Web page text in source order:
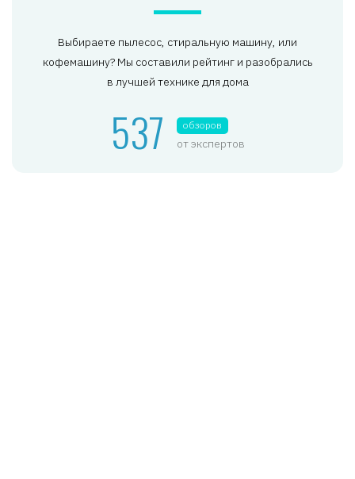
Выбираете пылесос, стиральную машину, или
кофемашину? Мы составили рейтинг и разобрались
в лучшей технике для дома
537 обзоров
от экспертов